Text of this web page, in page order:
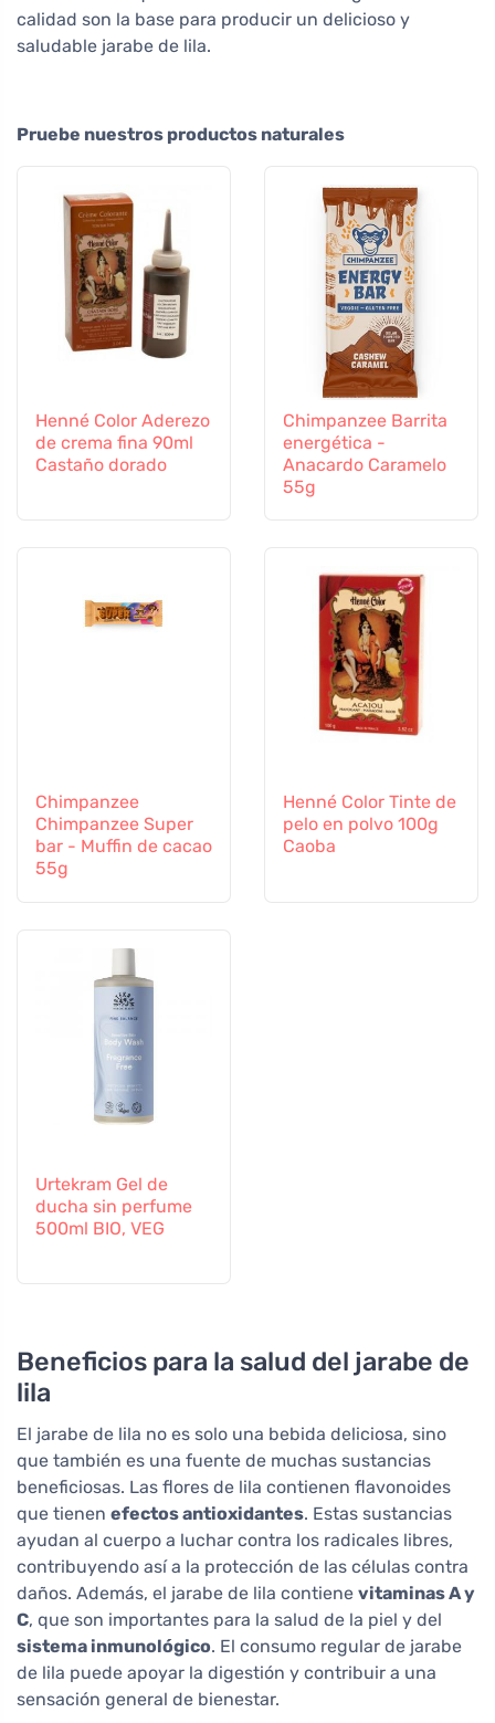
calidad son la base para producir un delicioso y
saludable jarabe de lila.
Pruebe nuestros productos naturales
Henné Color Aderezo
de crema fina 90ml
Castaño dorado
Chimpanzee Barrita
energética -
Anacardo Caramelo
55g
Chimpanzee
Chimpanzee Super
bar - Muffin de cacao
55g
Henné Color Tinte de
pelo en polvo 100g
Caoba
Urtekram Gel de
ducha sin perfume
500ml BIO, VEG
Beneficios para la salud del jarabe de
lila
El jarabe de lila no es solo una bebida deliciosa, sino
que también es una fuente de muchas sustancias
beneficiosas. Las flores de lila contienen flavonoides
que tienen efectos antioxidantes. Estas sustancias
ayudan al cuerpo a luchar contra los radicales libres,
contribuyendo así a la protección de las células contra
daños. Además, el jarabe de lila contiene vitaminas A y
C, que son importantes para la salud de la piel y del
sistema inmunológico. El consumo regular de jarabe
de lila puede apoyar la digestión y contribuir a una
sensación general de bienestar.